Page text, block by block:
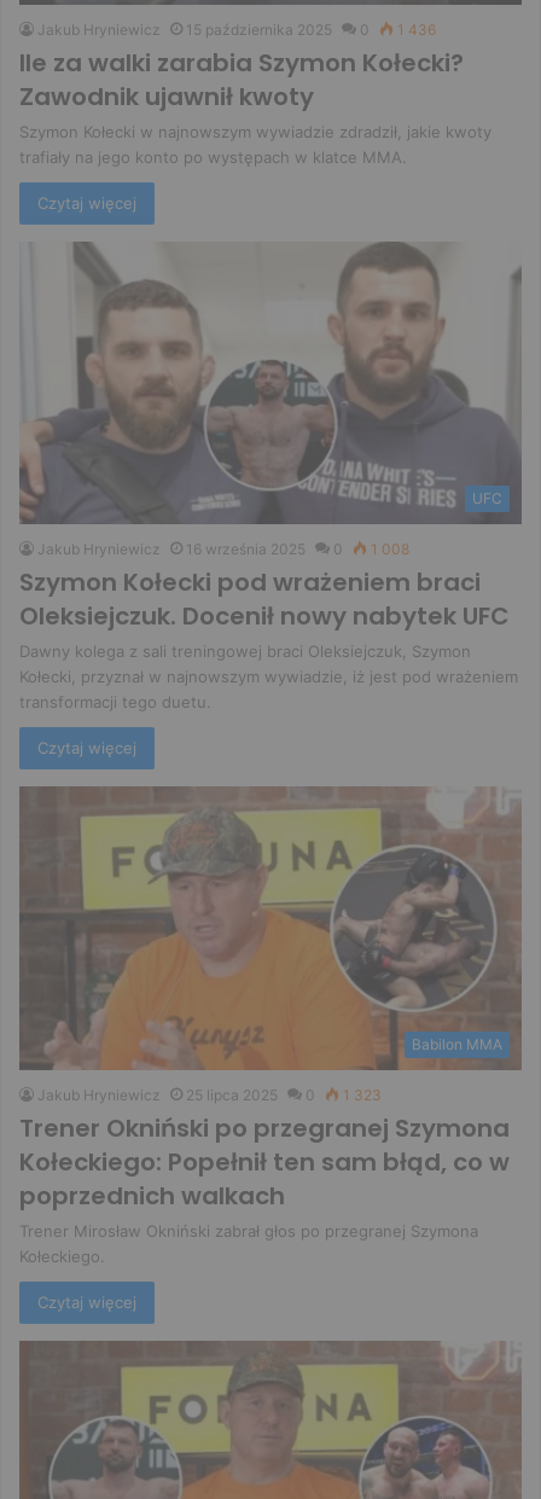
Jakub Hryniewicz 15 października 2025 0 1 436
Ile za walki zarabia Szymon Kołecki?
Zawodnik ujawnił kwoty
Szymon Kołecki w najnowszym wywiadzie zdradził, jakie kwoty
trafiały na jego konto po występach w klatce MMA.
Czytaj więcej
UFC
Jakub Hryniewicz 16 września 2025 0 1 008
Szymon Kołecki pod wrażeniem braci
Oleksiejczuk. Docenił nowy nabytek UFC
Dawny kolega z sali treningowej braci Oleksiejczuk, Szymon
Kołecki, przyznał w najnowszym wywiadzie, iż jest pod wrażeniem
transformacji tego duetu.
Czytaj więcej
Babilon MMA
Jakub Hryniewicz 25 lipca 2025 0 1 323
Trener Okniński po przegranej Szymona
Kołeckiego: Popełnił ten sam błąd, co w
poprzednich walkach
Trener Mirosław Okniński zabrał głos po przegranej Szymona
Kołeckiego.
Czytaj więcej